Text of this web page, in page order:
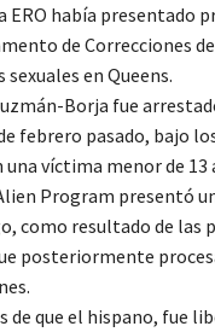
ERO había presentado
de Correcciones de
en Queens.
Borja fue
febrero pasado, bajo
víctima menor de 13
Alien Program
como resultado de las
posteriormente
de que el hispano, fue